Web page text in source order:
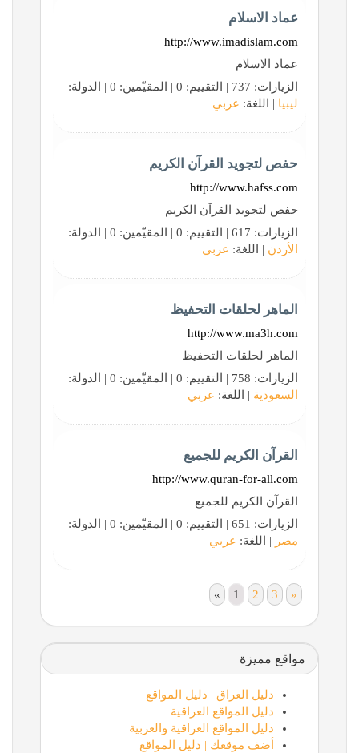
عماد الاسلام
http://www.imadislam.com
عماد الاسلام
الزيارات: 737 | التقييم: 0 | المقيّمين: 0 | الدولة:
ليبيا | اللغة: عربي
حفص لتجويد القرآن الكريم
http://www.hafss.com
حفص لتجويد القرآن الكريم
الزيارات: 617 | التقييم: 0 | المقيّمين: 0 | الدولة:
الأردن | اللغة: عربي
الماهر لحلقات التحفيظ
http://www.ma3h.com
الماهر لحلقات التحفيظ
الزيارات: 758 | التقييم: 0 | المقيّمين: 0 | الدولة:
السعودية | اللغة: عربي
القرآن الكريم للجميع
http://www.quran-for-all.com
القرآن الكريم للجميع
الزيارات: 651 | التقييم: 0 | المقيّمين: 0 | الدولة:
مصر | اللغة: عربي
« 1 2 3 »
مواقع مميزة
دليل العراق | دليل المواقع
دليل المواقع العراقية
دليل المواقع العراقية والعربية
أضف موقعك | دليل المواقع